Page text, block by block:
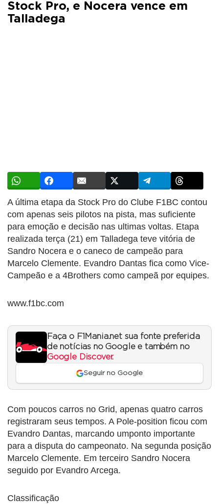
Stock Pro, e Nocera vence em
Talladega
A última etapa da Stock Pro do Clube F1BC contou
com apenas seis pilotos na pista, mas suficiente
para emoção e decisão nas ultimas voltas. Etapa
realizada terça (21) em Talladega teve vitória de
Sandro Nocera e o caneco de campeão para
Marcelo Clemente. Evandro Dantas fica como Vice-
Campeão e a 4Brothers como campeã por equipes.
www.f1bc.com
Faça o F1Mania.net sua fonte preferida
de notícias no Google e também no
Google Discover.
Seguir no Google
Com poucos carros no Grid, apenas quatro carros
registraram seus tempos. A Pole-position ficou com
Evandro Dantas, marcando umponto importante
para a disputa do campeonato. Na segunda posição
Marcelo Clemente. Em terceiro Sandro Nocera
seguido por Evandro Arcega.
Classificação